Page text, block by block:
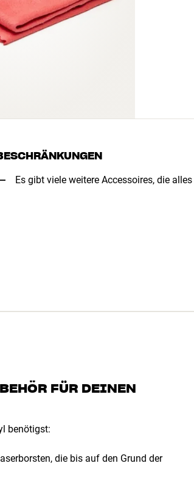
Es gibt viele weitere Accessoires, die
FÜR DEINEN
benötigst:
die bis auf den Grund der